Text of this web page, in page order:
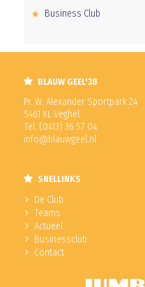
Business Club
BLAUW GEEL'38
Pr. W. Alexander Sportpark 24
5461 XL Veghel
Tel. (0413) 36 57 04
info@blauwgeel.nl
SNELLINKS
De Club
Teams
Actueel
Businessclub
Contact